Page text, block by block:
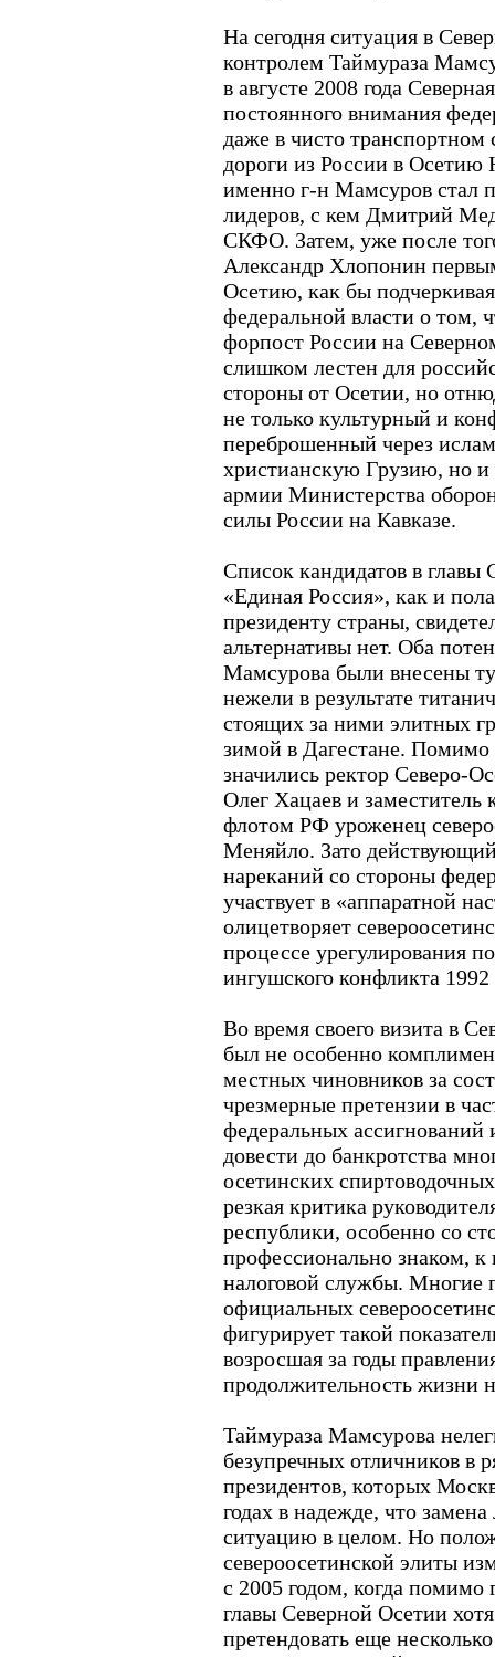
На сегодня ситуация в
контролем Таймураза
в августе 2008 года
постоянного внимания
даже в чисто
дороги из России в
именно г-н Мамсуров стал
лидеров, с кем Дмитрий
СКФО. Затем, уже после
Александр Хлопонин
Осетию, как бы
федеральной власти о том,
форпост России на
слишком лестен для
стороны от Осетии, но
не только культурный и
переброшенный через
христианскую Грузию, но
армии Министерства
силы России на Кавказе.
Список кандидатов в
«Единая Россия», как и
президенту страны,
альтернативы нет. Оба
Мамсурова были внесены
нежели в результате
стоящих за ними элитных
зимой в Дагестане.
значились ректор Северо-
Олег Хацаев и
флотом РФ уроженец
Меняйло. Зато
нареканий со стороны
участвует в «аппаратной
олицетворяет
процессе урегулирования
ингушского конфликта 1992
Во время своего визита в
был не особенно
местных чиновников за
чрезмерные претензии в
федеральных ассигнований
довести до банкротства
осетинских
резкая критика
республики, особенно со
профессионально знаком,
налоговой службы. Многие
официальных
фигурирует такой
возросшая за годы
продолжительность жизни
Таймураза Мамсурова
безупречных отличников в
президентов, которых
годах в надежде, что
ситуацию в целом. Но
североосетинской элиты
с 2005 годом, когда
главы Северной Осетии
претендовать еще